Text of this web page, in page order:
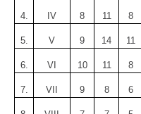
4. IV 8 11 8
5. V 9 14 11
6. VI 10 11 8
7. VII 9 8 6